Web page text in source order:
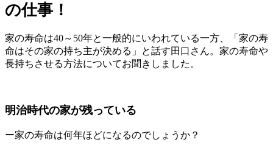
の仕事！
家の寿命は40～50年と一般的にいわれている一方、「家の寿
命はその家の持ち主が決める」と話す田口さん。家の寿命や
長持ちさせる方法についてお聞きしました。
明治時代の家が残っている
ー家の寿命は何年ほどになるのでしょうか？